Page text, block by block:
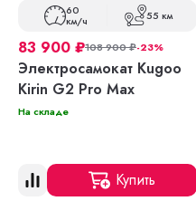
60
км/ч 55 км
83 900 ₽108 900₽-23%
Электросамокат Kugoo
Kirin G2 Pro Max
На складе
Купить